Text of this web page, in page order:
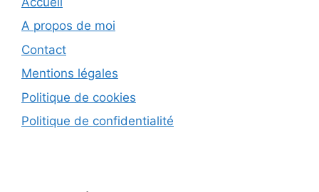
A propos de moi
Contact
Mentions légales
Politique de cookies
Politique de confidentialité